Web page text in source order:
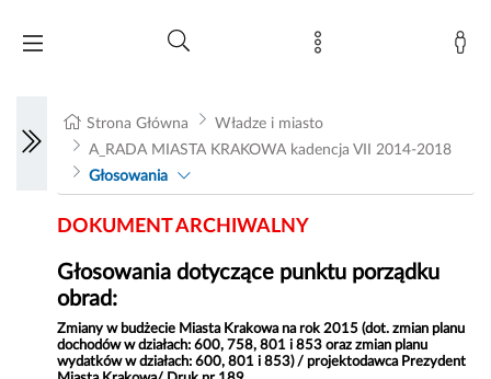
Strona Główna
Władze i miasto
A_RADA MIASTA KRAKOWA kadencja VII 2014-2018
Głosowania
DOKUMENT ARCHIWALNY
Głosowania dotyczące punktu porządku
obrad:
Zmiany w budżecie Miasta Krakowa na rok 2015 (dot. zmian planu
dochodów w działach: 600, 758, 801 i 853 oraz zmian planu
wydatków w działach: 600, 801 i 853) / projektodawca Prezydent